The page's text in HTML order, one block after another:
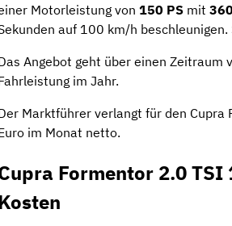
Motorleistung von 150 PS mit
auf 100 km/h
Angebot geht über einen Zeitraum
im Jahr.
Marktführer verlangt für den
im Monat netto.
Formentor 2.0 TSI